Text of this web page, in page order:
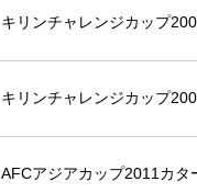
キリンチャレンジカップ
キリンチャレンジカップ
AFCアジアカップ2011カタ